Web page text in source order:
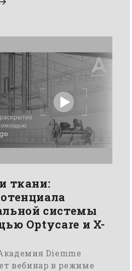
ткани:
системы
Optycare и X-
Diemme
вебинар в режиме